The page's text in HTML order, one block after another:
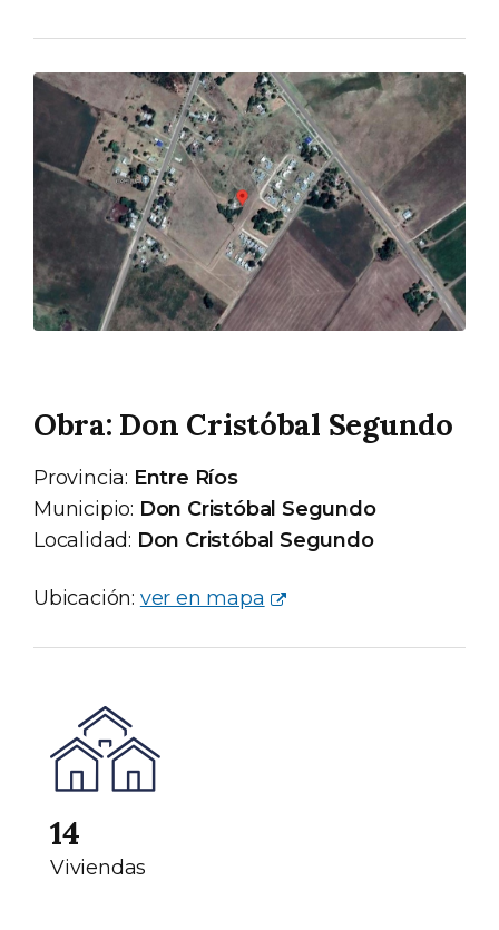
Obra: Don Cristóbal Segundo
Provincia: Entre Ríos
Municipio: Don Cristóbal Segundo
Localidad: Don Cristóbal Segundo
Ubicación: ver en mapa
14
Viviendas